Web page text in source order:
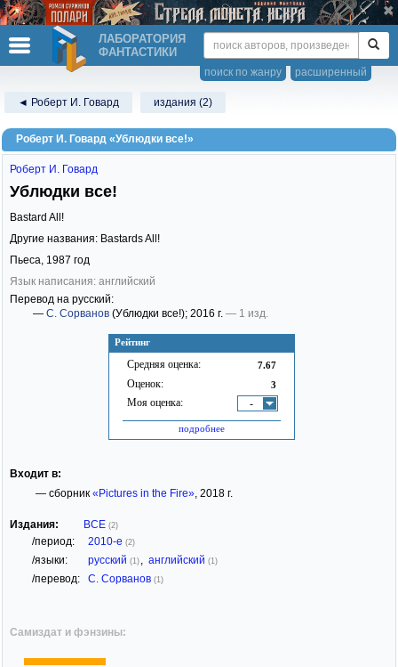
ЛАБОРАТОРИЯ
ФАНТАСТИКИ
расширенный
поиск по жанру
◄ Роберт И. Говард издания (2)
Роберт И. Говард «Ублюдки все!»
Рейтинг
Средняя оценка: 7.67
Оценок: 3
Моя оценка: -
подробнее
Роберт И. Говард
Ублюдки все!
Bastard All!
Другие названия: Bastards All!
Пьеса, 1987 год
Язык написания: английский
Перевод на русский:
— С. Сорванов (Ублюдки все!); 2016 г. — 1 изд.
Входит в:
— сборник «Pictures in the Fire», 2018 г.
Издания: ВСЕ (2)
/период: 2010-е (2)
/языки: русский (1) английский (1)
/перевод: С. Сорванов (1)
Самиздат и фэнзины: